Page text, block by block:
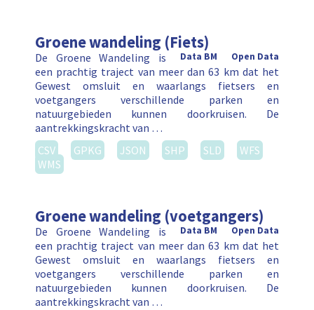
Groene wandeling (Fiets)
Open Data
Data BM
De Groene Wandeling is
een prachtig traject van meer dan 63 km dat het
Gewest omsluit en waarlangs fietsers en
voetgangers verschillende parken en
natuurgebieden kunnen doorkruisen. De
aantrekkingskracht van …
CSV
GPKG JSON SHP SLD
WFS
WMS
Groene wandeling (voetgangers)
Open Data
Data BM
De Groene Wandeling is
een prachtig traject van meer dan 63 km dat het
Gewest omsluit en waarlangs fietsers en
voetgangers verschillende parken en
natuurgebieden kunnen doorkruisen. De
aantrekkingskracht van …